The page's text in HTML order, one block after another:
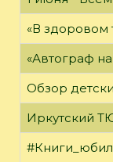
«В здоровом
«Автограф
Обзор
Иркутский